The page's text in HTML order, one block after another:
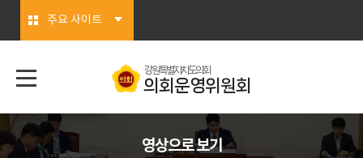
주요 사이트
강원특별자치도의회
의회운영위원회
영상으로 보기